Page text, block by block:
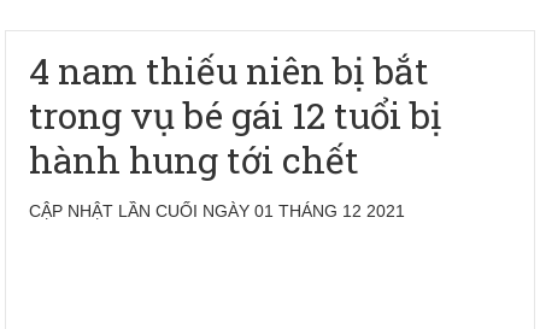
4 nam thiếu niên bị bắt
trong vụ bé gái 12 tuổi bị
hành hung tới chết
CẬP NHẬT LẦN CUỐI NGÀY 01 THÁNG 12 2021